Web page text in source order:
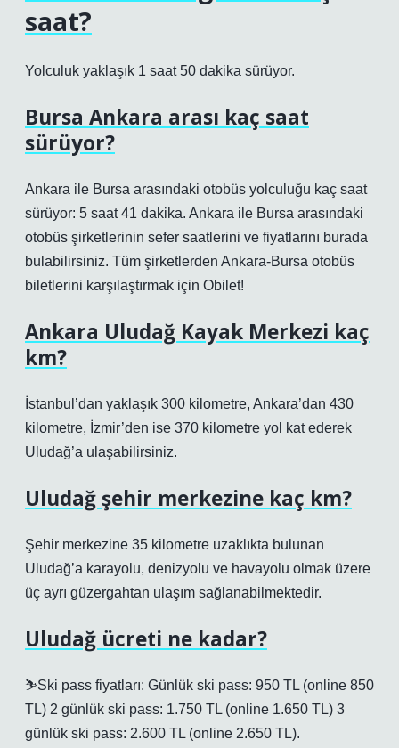
saat?
Yolculuk yaklaşık 1 saat 50 dakika sürüyor.
Bursa Ankara arası kaç saat
sürüyor?
Ankara ile Bursa arasındaki otobüs yolculuğu kaç saat
sürüyor: 5 saat 41 dakika. Ankara ile Bursa arasındaki
otobüs şirketlerinin sefer saatlerini ve fiyatlarını burada
bulabilirsiniz. Tüm şirketlerden Ankara-Bursa otobüs
biletlerini karşılaştırmak için Obilet!
Ankara Uludağ Kayak Merkezi kaç
km?
İstanbul’dan yaklaşık 300 kilometre, Ankara’dan 430
kilometre, İzmir’den ise 370 kilometre yol kat ederek
Uludağ’a ulaşabilirsiniz.
Uludağ şehir merkezine kaç km?
Şehir merkezine 35 kilometre uzaklıkta bulunan
Uludağ’a karayolu, denizyolu ve havayolu olmak üzere
üç ayrı güzergahtan ulaşım sağlanabilmektedir.
Uludağ ücreti ne kadar?
⛷️Ski pass fiyatları: Günlük ski pass: 950 TL (online 850
TL) 2 günlük ski pass: 1.750 TL (online 1.650 TL) 3
günlük ski pass: 2.600 TL (online 2.650 TL).